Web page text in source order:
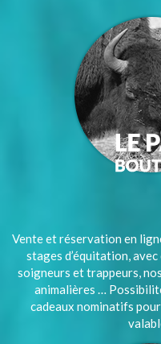
Vente et réservation en
stages d’équitation,
soigneurs et trappeurs,
animalières …
cadeaux nominatifs